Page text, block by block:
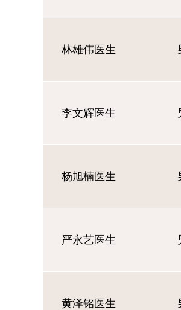
林雄伟医生
李文辉医生
杨旭楠医生
严永艺医生
黄泽铭医生